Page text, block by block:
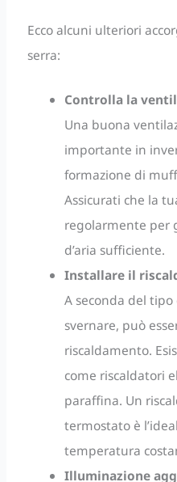
Ecco alcuni ulteriori
serra:
Controlla la
Una buona
importante in
formazione di
Assicurati che la
regolarmente per
d’aria sufficiente.
Installare il
A seconda del
svernare, può
riscaldamento.
come riscaldatori
paraffina. Un
termostato è
temperatura
Illuminazione